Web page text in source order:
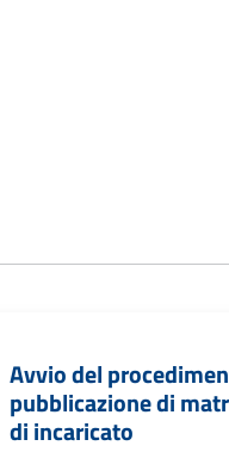
Avvio del
pubblicazione di
di incaricato